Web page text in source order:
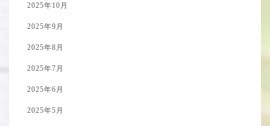
2025年10月
2025年9月
2025年8月
2025年7月
2025年6月
2025年5月